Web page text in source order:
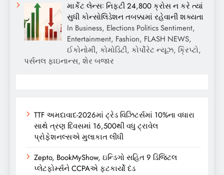
માર્કેટ લેન્સઃ નિફ્ટી 24,800 ક્રોસ ન કરે ત્યાં
સુધી કોન્સોલિડેશન તબક્કામાં રહેવાની શક્યતા
In Business, Elections Politics Sentiment,
Entertainment, Fashion, FLASH NEWS,
ઈકોનોમી, કોમોડિટી, કોર્પોરેટ ન્યૂઝ, ક્રિપ્ટો,
પર્સનલ ફાઇનાન્સ, શેર બજાર
TTF અમદાવાદ-2026માં ટ્રેડ વિઝિટર્સમાં 10%ના વધારા
સાથે ત્રણ દિવસમાં 16,500થી વધુ ટ્રાવેલ
પ્રોફેશનલ્સએ મુલાકાત લીધી
Zepto, BookMyShow, ઇન્ડિગો સહિત 9 ડિજિટલ
પ્લેટફોર્મ્સને CCPAએ ફટકાર્યો દંડ